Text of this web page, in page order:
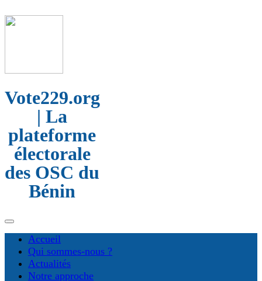
Vote229.org
| La
plateforme
électorale
des OSC du
Bénin
Accueil
Qui sommes-nous ?
Actualités
Notre approche